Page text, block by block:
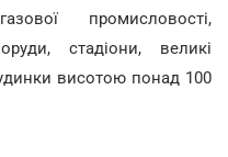
промисловості,
стадіони, великі
висотою понад 100